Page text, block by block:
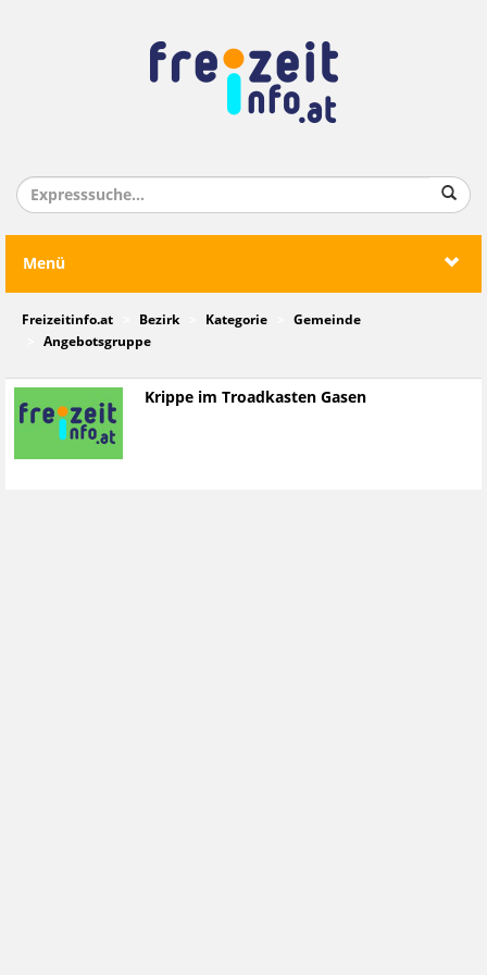
Menü
Freizeitinfo.at Bezirk Kategorie
Gemeinde
Angebotsgruppe
Krippe im Troadkasten Gasen